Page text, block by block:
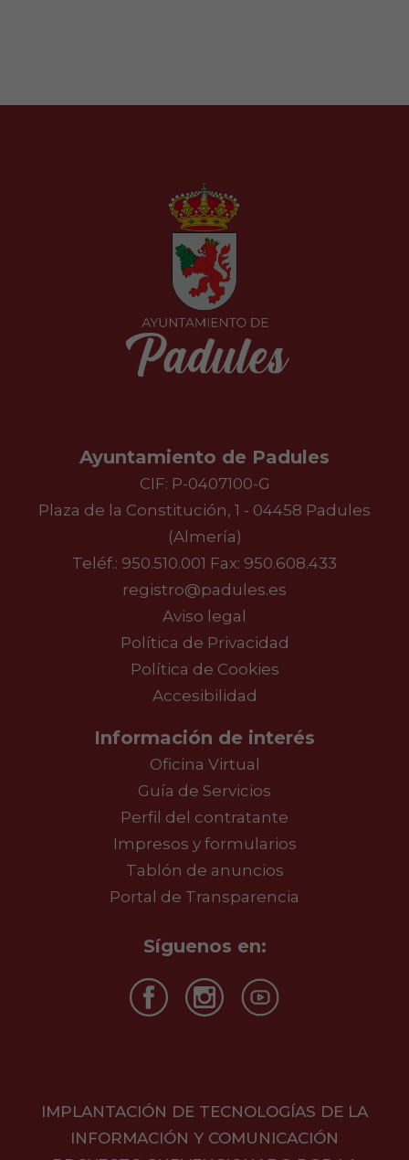
Ayuntamiento de Padules
CIF: P-0407100-G
Plaza de la Constitución, 1 - 04458 Padules
(Almería)
Teléf.: 950.510.001 Fax: 950.608.433
registro@padules.es
Aviso legal
Política de Privacidad
Política de Cookies
Accesibilidad
Información de interés
Oficina Virtual
Guía de Servicios
Perfil del contratante
Impresos y formularios
Tablón de anuncios
Portal de Transparencia
Síguenos en:
IMPLANTACIÓN DE TECNOLOGÍAS DE LA
INFORMACIÓN Y COMUNICACIÓN